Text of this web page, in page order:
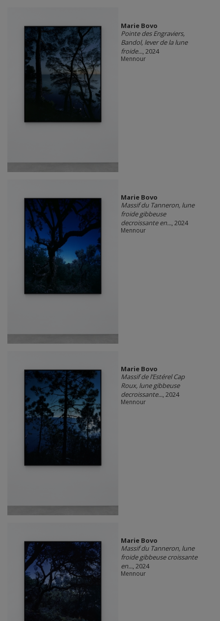
Marie Bovo
Pointe des Engraviers,
Bandol, lever de la lune
froide..., 2024
Mennour
Marie Bovo
Massif du Tanneron, lune
froide gibbeuse
decroissante en..., 2024
Mennour
Marie Bovo
Massif de l’Estérel Cap
Roux, lune gibbeuse
decroissante..., 2024
Mennour
Marie Bovo
Massif du Tanneron, lune
froide gibbeuse croissante
en..., 2024
Mennour